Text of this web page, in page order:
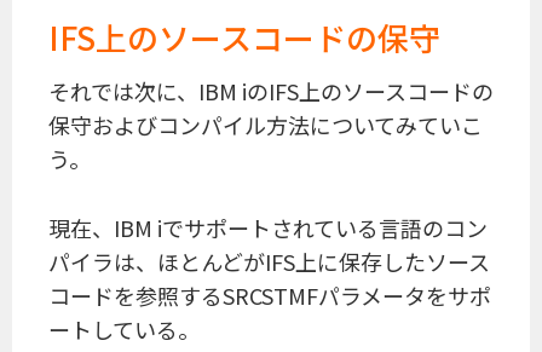
IFS上のソースコードの保守
それでは次に、IBM iのIFS上のソースコードの
保守およびコンパイル方法についてみていこ
う。
現在、IBM iでサポートされている言語のコン
パイラは、ほとんどがIFS上に保存したソース
コードを参照するSRCSTMFパラメータをサポ
ートしている。